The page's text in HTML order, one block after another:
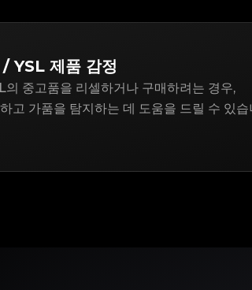
제품 감정
중고품을 리셀하거나 구매하려는 경우,
고 가품을 탐지하는 데 도움을 드릴 수 있습